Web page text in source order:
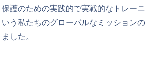
護のための実践的で実戦的なトレーニ
う私たちのグローバルなミッションの
した。